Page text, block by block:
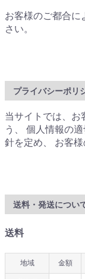
お客様のご都合に
さい。
プライバシーポリ
当サイトでは、お
う、 個人情報の
針を定め、 お客
送料・発送につい
送料
地域 金額